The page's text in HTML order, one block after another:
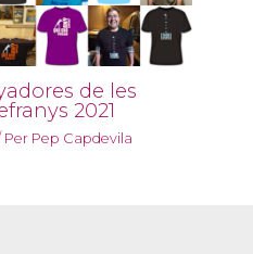
de les
2021
Per Pep Capdevila